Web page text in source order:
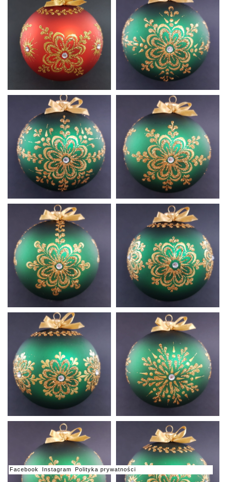
Satynowa
Czerwień
A7
Satynowa
Czerwień
A8
Satynowa
Czerwień
A9
Butelkowa
Zieleń A1
Butelkowa
Zieleń A2
Butelkowa
Zieleń A3
Butelkowa
Zieleń A4
Butelkowa
Zieleń A5
Butelkowa Butelkowa
Facebook Instagram Polityka prywatności